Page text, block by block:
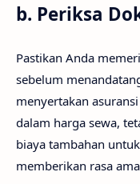
b. Periksa
Pastikan Anda
sebelum
menyertakan
dalam harga sewa,
biaya tambahan
memberikan rasa